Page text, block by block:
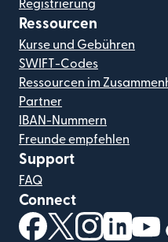
Registrierung
Ressourcen
Kurse und Gebühren
SWIFT-Codes
Ressourcen im
Partner
IBAN-Nummern
Freunde empfehlen
Support
FAQ
Connect
(wird in einem neuen
(wird in einem
(wird in(wird